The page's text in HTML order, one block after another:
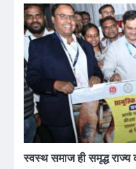
स्वस्थ समाज ही समृद्ध राज्य